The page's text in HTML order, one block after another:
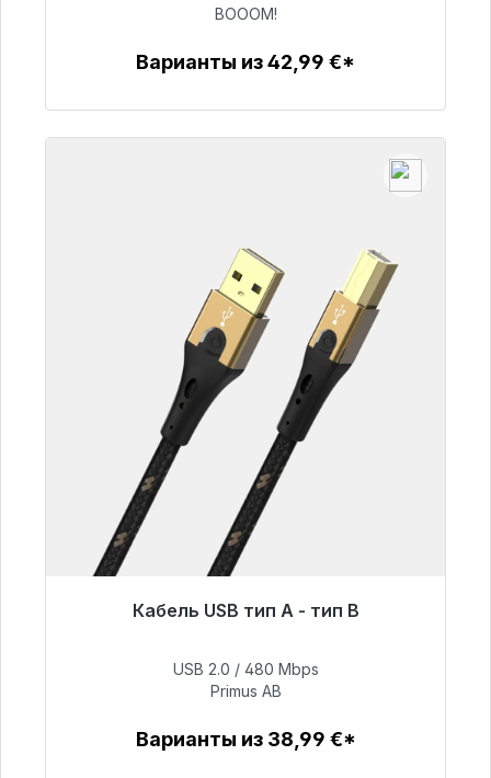
53,49 €
BOOOM!
Варианты из 42,99 €*
Кабель USB тип A - тип B
Готовы к немедленной отправке, срок
76,99 €
USB 2.0 / 480 Mbps
Primus AB
Варианты из 38,99 €*